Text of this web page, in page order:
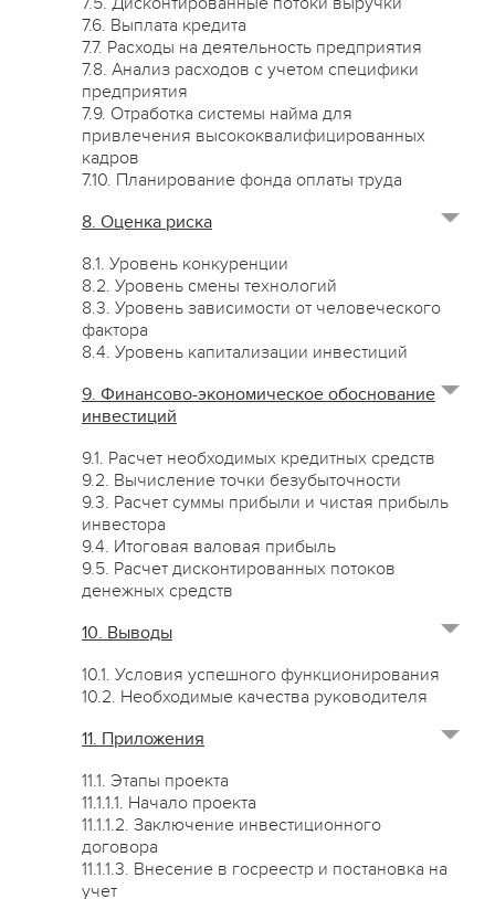
7.6. Выплата кредита
7.7. Расходы на деятельность предприятия
7.8. Анализ расходов с учетом специфики
предприятия
7.9. Отработка системы найма для
привлечения высококвалифицированных
кадров
7.10. Планирование фонда оплаты труда
8. Оценка риска
8.1. Уровень конкуренции
8.2. Уровень смены технологий
8.3. Уровень зависимости от человеческого
фактора
8.4. Уровень капитализации инвестиций
9. Финансово-экономическое обоснование
инвестиций
9.1. Расчет необходимых кредитных средств
9.2. Вычисление точки безубыточности
9.3. Расчет суммы прибыли и чистая прибыль
инвестора
9.4. Итоговая валовая прибыль
9.5. Расчет дисконтированных потоков
денежных средств
10. Выводы
10.1. Условия успешного функционирования
10.2. Необходимые качества руководителя
11. Приложения
11.1. Этапы проекта
11.1.1.1. Начало проекта
11.1.1.2. Заключение инвестиционного
договора
11.1.1.3. Внесение в госреестр и постановка на
учет